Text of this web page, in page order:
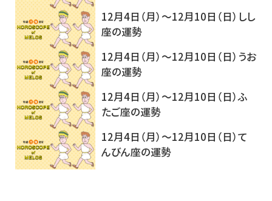
12月4日（月）～12月10日（日）しし
座の運勢
12月4日（月）～12月10日（日）うお
座の運勢
12月4日（月）～12月10日（日）ふ
たご座の運勢
12月4日（月）～12月10日（日）て
んびん座の運勢